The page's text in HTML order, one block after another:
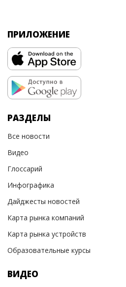
ПРИЛОЖЕНИЕ
РАЗДЕЛЫ
Все новости
Видео
Глоссарий
Инфографика
Дайджесты новостей
Карта рынка компаний
Карта рынка устройств
Образовательные курсы
ВИДЕО